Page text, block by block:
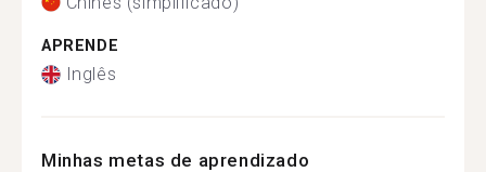
APRENDE
Inglês
Minhas metas de aprendizado